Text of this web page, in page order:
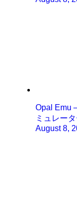
Opal Emu
ミュレー
August 8,